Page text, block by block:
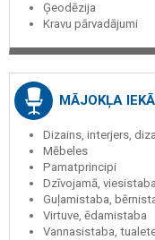
Ģeodēzija
Kravu pārvadājumi
MĀJOKĻA
Dizains, interjers,
Mēbeles
Pamatprincipi
Dzīvojamā, viesistaba
Guļamistaba,
Virtuve, ēdamistaba
Vannasistaba,